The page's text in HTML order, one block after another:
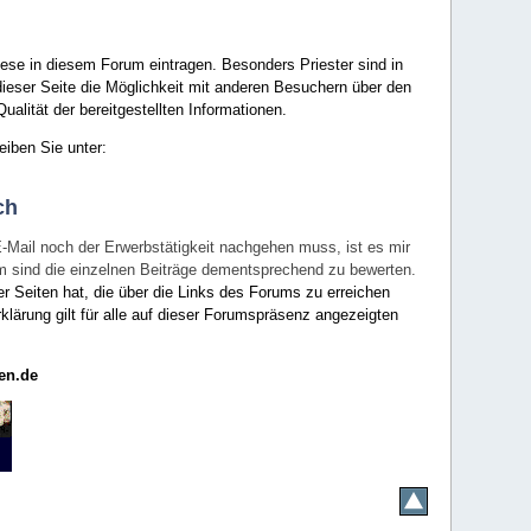
in diesem Forum eintragen. Besonders Priester sind in
Seite die Möglichkeit mit anderen Besuchern über den
der bereitgestellten Informationen.
Sie unter:
noch der Erwerbstätigkeit nachgehen muss, ist es mir
die einzelnen Beiträge dementsprechend zu bewerten.
Seiten hat, die über die Links des Forums zu erreichen
gilt für alle auf dieser Forumspräsenz angezeigten